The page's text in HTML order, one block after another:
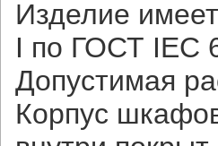
Изделие
I по ГОСТ IEC
Допустимая
Корпус